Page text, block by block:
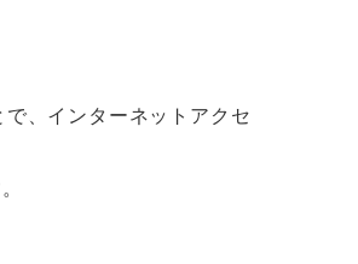
、インターネットアクセ